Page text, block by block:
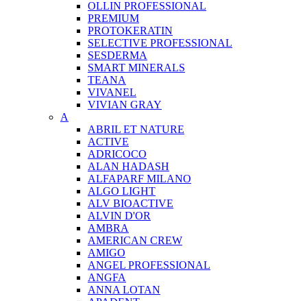
OLLIN PROFESSIONAL
PREMIUM
PROTOKERATIN
SELECTIVE PROFESSIONAL
SESDERMA
SMART MINERALS
TEANA
VIVANEL
VIVIAN GRAY
A
ABRIL ET NATURE
ACTIVE
ADRICOCO
ALAN HADASH
ALFAPARF MILANO
ALGO LIGHT
ALV BIOACTIVE
ALVIN D'OR
AMBRA
AMERICAN CREW
AMIGO
ANGEL PROFESSIONAL
ANGFA
ANNA LOTAN